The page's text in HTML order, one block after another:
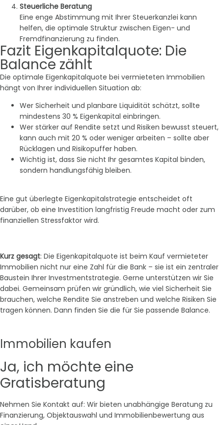
Steuerliche Beratung
Eine enge Abstimmung mit Ihrer Steuerkanzlei kann
helfen, die optimale Struktur zwischen Eigen- und
Fremdfinanzierung zu finden.
Fazit Eigenkapitalquote: Die
Balance zählt
Die optimale Eigenkapitalquote bei vermieteten Immobilien
hängt von Ihrer individuellen Situation ab:
Wer Sicherheit und planbare Liquidität schätzt, sollte
mindestens 30 % Eigenkapital einbringen.
Wer stärker auf Rendite setzt und Risiken bewusst steuert,
kann auch mit 20 % oder weniger arbeiten – sollte aber
Rücklagen und Risikopuffer haben.
Wichtig ist, dass Sie nicht Ihr gesamtes Kapital binden,
sondern handlungsfähig bleiben.
Eine gut überlegte Eigenkapitalstrategie entscheidet oft
darüber, ob eine Investition langfristig Freude macht oder zum
finanziellen Stressfaktor wird.
Kurz gesagt: Die Eigenkapitalquote ist beim Kauf vermieteter
Immobilien nicht nur eine Zahl für die Bank – sie ist ein zentraler
Baustein Ihrer Investmentstrategie. Gerne unterstützen wir Sie
dabei. Gemeinsam prüfen wir gründlich, wie viel Sicherheit Sie
brauchen, welche Rendite Sie anstreben und welche Risiken Sie
tragen können. Dann finden Sie die für Sie passende Balance.
Immobilien kaufen
Ja, ich möchte eine
Gratisberatung
Nehmen Sie Kontakt auf: Wir bieten unabhängige Beratung zu
Finanzierung, Objektauswahl und Immobilienbewertung aus